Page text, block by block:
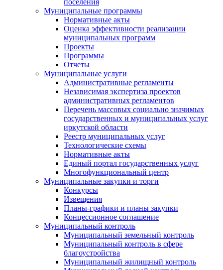
поселения
Муниципальные программы
Нормативные акты
Оценка эффективности реализации
муниципальных программ
Проекты
Программы
Отчеты
Муниципальные услуги
Административные регламенты
Независимая экспертиза проектов
административных регламентов
Перечень массовых социально значимых
государственных и муниципальных услуг
иркутской области
Реестр муниципальных услуг
Технологические схемы
Нормативные акты
Единый портал государственных услуг
Многофункциональный центр
Муниципальные закупки и торги
Конкурсы
Извещения
Планы-графики и планы закупки
Концессионное соглашение
Муниципальный контроль
Муниципальный земельный контроль
Муниципальный контроль в сфере
благоустройства
Муниципальный жилищный контроль